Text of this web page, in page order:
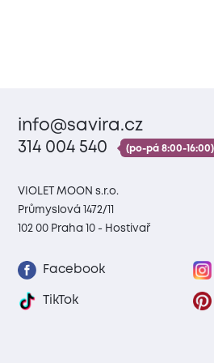
info@savira.cz
314 004 540
(po-pá 8:00-16:00)
VIOLET MOON s.r.o.
Průmyslová 1472/11
102 00 Praha 10 - Hostivař
Facebook
TikTok